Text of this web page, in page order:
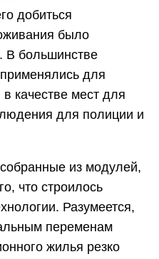
добиться
было
В большинстве
для
качестве мест для
для полиции и
из модулей,
что строилось
Разумеется,
переменам
жилья резко